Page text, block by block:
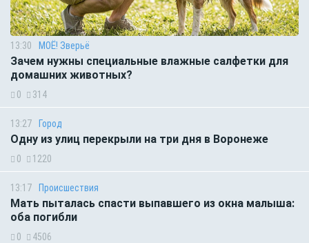
13:30 МОЁ! Зверьё
Зачем нужны специальные влажные салфетки для
домашних животных?
0 314
13:27 Город
Одну из улиц перекрыли на три дня в Воронеже
0 1220
13:17 Происшествия
Мать пыталась спасти выпавшего из окна малыша:
оба погибли
0 4506